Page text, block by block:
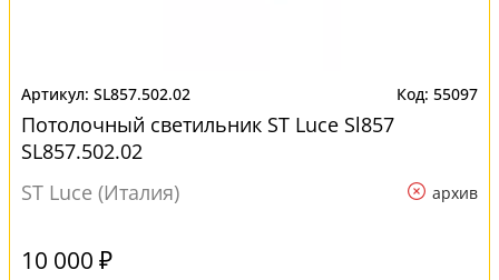
SL857.502.02 55097
Потолочный светильник ST Luce Sl857
SL857.502.02
ST Luce (Италия)
архив
10 000 ₽